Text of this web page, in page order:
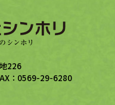
226
：0569-29-6280